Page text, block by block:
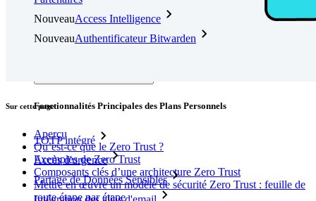
NouveauAccess Intelligence
NouveauAuthentificateur Bitwarden
Fonctionnalités Principales des Plans Personnels
TOTP intégré
Accès d'urgence
Partage de Données Sensibles
Sur cette page
Aperçu
Qu’est-ce que le Zero Trust ?
Exemples de Zero Trust
Composants clés d’une architecture Zero Trust
Mettre en œuvre un modèle de sécurité Zero Trust : feuille de
route étape par étape